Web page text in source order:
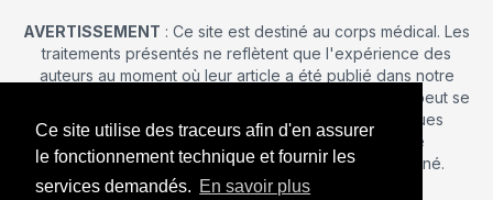
Ce site utilise des traceurs afin d'en assurer
le fonctionnement technique et fournir les
services demandés. En savoir plus
AVERTISSEMENT : Ce site est destiné au corps médical. Les
traitements présentés ne reflètent que l'expérience des
auteurs au moment où leur article a été publié dans notre
journal. La décision d’une intervention chirurgicale ne peut se
prendre qu'après un examen clinique. Les techniques
publiées ici ne sauraient justifier une quelconque
revendication de la part d'un soignant ou d'un soigné.